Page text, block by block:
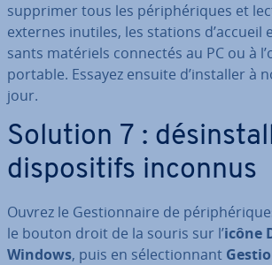
supprimer tous les pé­ri­phé­riques et
externes inutiles, les stations
sants matériels connectés au PC ou à
portable. Essayez ensuite d’installer à
jour.
Solution 7 :
dis­po­si­tifs inconnus
Ouvrez le Ges­tion­naire de
le bouton droit de la souris sur l’icône
Windows, puis en sé­lec­tion­nant